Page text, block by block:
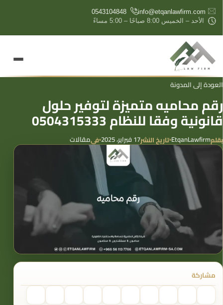
content
info@etqanlawfirm.com
0543104848
الأحد – الخميس 8:00 صباحًا – 5:00 مساءً
العودة إلى المدونة
رقم محاميه متميزة لتوفير حلول
قانونية وفقا للنظام 0504315333
بقلمEtqanLawfirm تاريخ النشر17 فبراير، 2025 فيمقالات
مشاركة